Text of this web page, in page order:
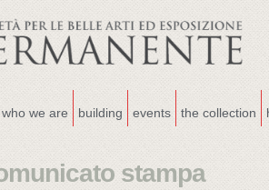
who we are building events the collection
stampa